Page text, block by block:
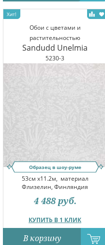
Обои с цветами и
растительностью
Sandudd Unelmia
5230-3
Образец в шоу-руме
53см x11.2м, материал
Флизелин, Финляндия
КУПИТЬ В 1 КЛИК
4 488 руб.
В корзину